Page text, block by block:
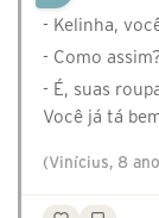
- Kelinha,
- Como
- É, suas
Você já tá
(Vinícius, 8